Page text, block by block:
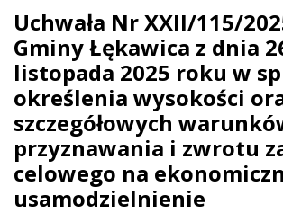
Uchwała Nr XXII/115/
Gminy Łękawica z dnia
listopada 2025 roku w
określenia wysokości
szczegółowych
przyznawania i zwrotu
celowego na
usamodzielnienie